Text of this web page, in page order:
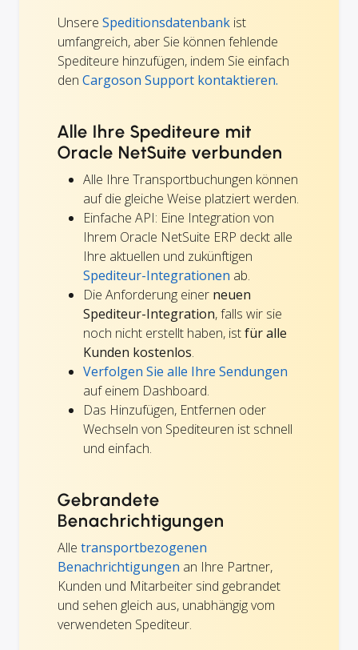
Unsere Speditionsdatenbank ist
umfangreich, aber Sie können fehlende
Spediteure hinzufügen, indem Sie einfach
den Cargoson Support kontaktieren.
Alle Ihre Spediteure mit
Oracle NetSuite verbunden
Alle Ihre Transportbuchungen können
auf die gleiche Weise platziert werden.
Einfache API: Eine Integration von
Ihrem Oracle NetSuite ERP deckt alle
Ihre aktuellen und zukünftigen
Spediteur-Integrationen ab.
Die Anforderung einer neuen
Spediteur-Integration, falls wir sie
noch nicht erstellt haben, istfür alle
Kunden kostenlos.
Verfolgen Sie alle Ihre Sendungen
auf einem Dashboard.
Das Hinzufügen, Entfernen oder
Wechseln von Spediteuren ist schnell
und einfach.
Gebrandete
Benachrichtigungen
Alle transportbezogenen
Benachrichtigungen an Ihre Partner,
Kunden und Mitarbeiter sind gebrandet
und sehen gleich aus, unabhängig vom
verwendeten Spediteur.